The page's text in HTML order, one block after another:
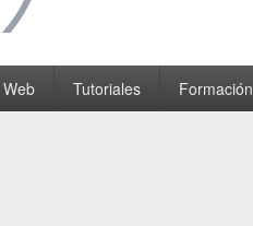
Tutoriales Formación